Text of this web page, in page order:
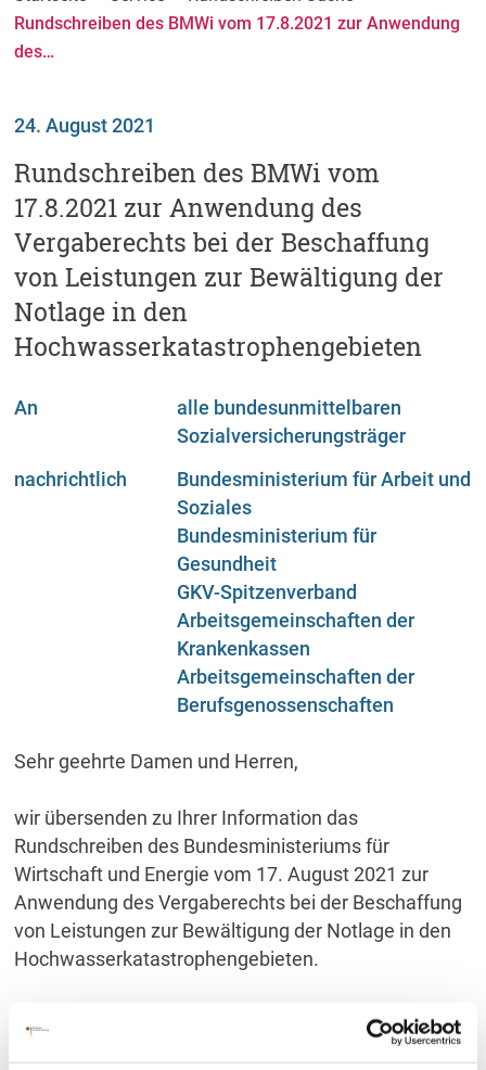
Rundschreiben des BMWi vom 17.8.2021 zur Anwendung
des…
24. August 2021
Rundschreiben des BMWi vom
17.8.2021 zur Anwendung des
Vergaberechts bei der Beschaffung
von Leistungen zur Bewältigung der
Notlage in den
Hochwasserkatastrophengebieten
An
alle bundesunmittelbaren
Sozialversicherungsträger
nachrichtlich
Bundesministerium für Arbeit und
Soziales
Bundesministerium für
Gesundheit
GKV-Spitzenverband
Arbeitsgemeinschaften der
Krankenkassen
Arbeitsgemeinschaften der
Berufsgenossenschaften
Sehr geehrte Damen und Herren,
wir übersenden zu Ihrer Information das
Rundschreiben des Bundesministeriums für
Wirtschaft und Energie vom 17. August 2021 zur
Anwendung des Vergaberechts bei der Beschaffung
von Leistungen zur Bewältigung der Notlage in den
Hochwasserkatastrophengebieten.
In diesem Zusammenhang möchten wir Sie auch auf
unser Rundschreiben vom 4. August 2021(Az.: